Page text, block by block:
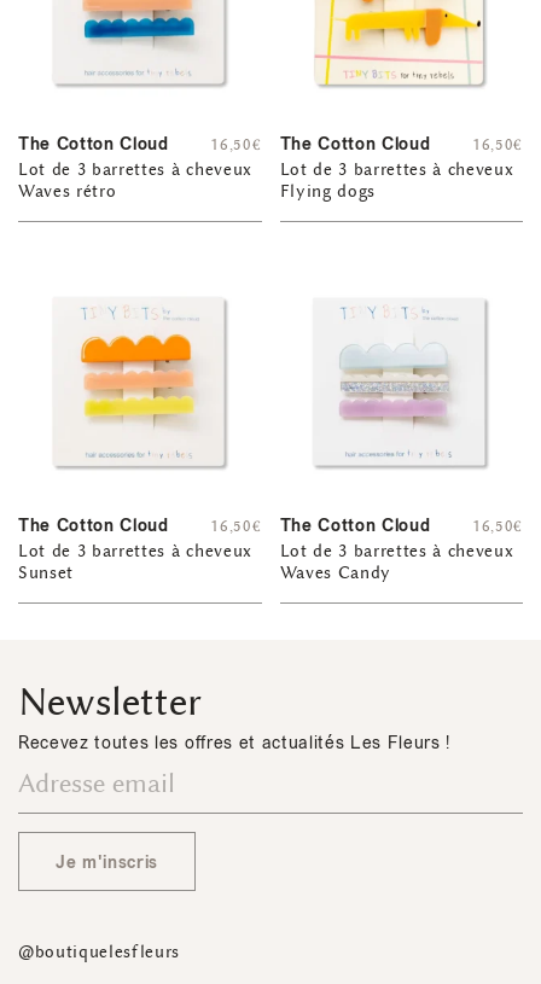
The Cotton Cloud
Lot de 3 barrettes à cheveux
Waves rétro
16,50€ The Cotton Cloud
Lot de 3 barrettes à cheveux
Flying dogs
16,50€
The Cotton Cloud
Lot de 3 barrettes à cheveux
Sunset
16,50€ The Cotton Cloud
Lot de 3 barrettes à cheveux
Waves Candy
16,50€
Newsletter
Recevez toutes les offres et actualités Les Fleurs !
Je m'inscris
@boutiquelesfleurs